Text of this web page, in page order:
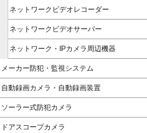
ネットワークビデオレコーダー
ネットワークビデオサーバー
ネットワーク・IPカメラ周辺機器
メーカー防犯・監視システム
自動録画カメラ・自動録画装置
ソーラー式防犯カメラ
ドアスコープカメラ